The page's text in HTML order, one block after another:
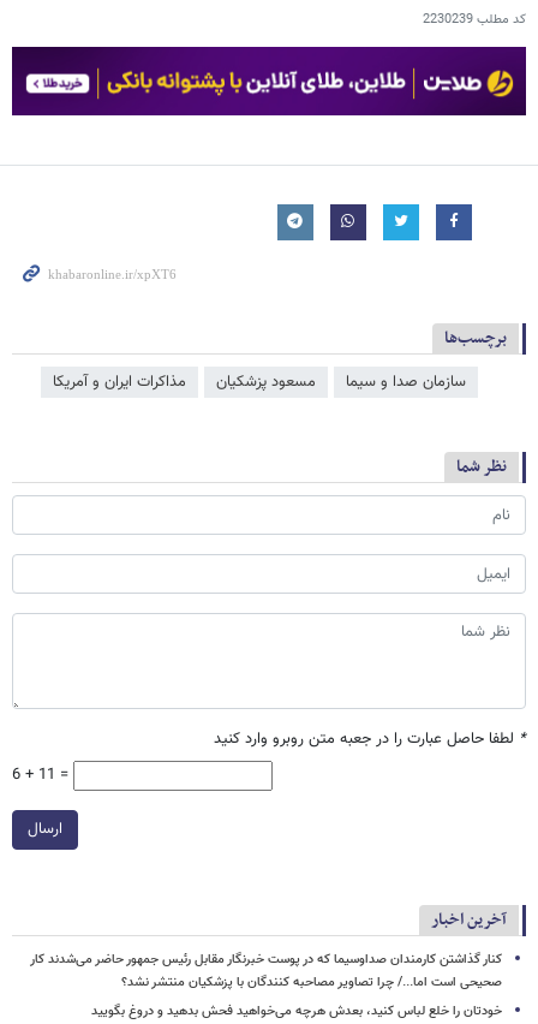
کد مطلب2230239
برچسب‌ها
سازمان صدا و سیما مسعود پزشکیان مذاکرات ایران و آمریکا
نظر شما
* لطفا حاصل عبارت را در جعبه متن روبرو وارد کنید
6 + 11 =
ارسال
آخرین اخبار
کنار گذاشتن کارمندان صداوسیما که در پوست خبرنگار مقابل رئیس جمهور حاضر می‌شدند کار
صحیحی است اما.../ چرا تصاویر مصاحبه کنندگان با پزشکیان منتشر نشد؟
خودتان را خلع لباس کنید، بعدش هرچه می‌خواهید فحش بدهید و دروغ بگویید